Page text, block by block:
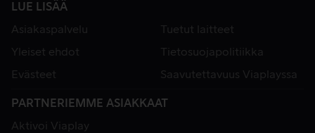
LUE LISÄÄ
Asiakaspalvelu
Tuetut laitteet
Yleiset ehdot
Tietosuojapolitiikka
Evästeet
Saavutettavuus Viaplayssa
PARTNERIEMME ASIAKKAAT
Aktivoi Viaplay